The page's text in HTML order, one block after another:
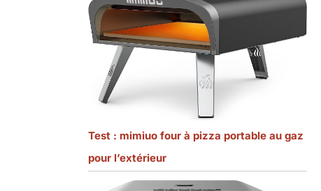
Test : mimiuo four à pizza portable au gaz
pour l’extérieur